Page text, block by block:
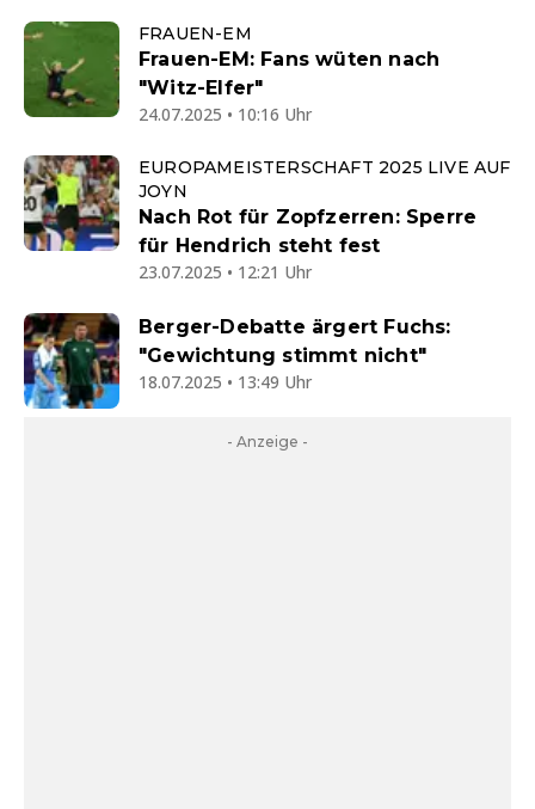
FRAUEN-EM
Frauen-EM: Fans wüten nach
"Witz-Elfer"
24.07.2025 • 10:16 Uhr
EUROPAMEISTERSCHAFT 2025 LIVE AUF
JOYN
Nach Rot für Zopfzerren: Sperre
für Hendrich steht fest
23.07.2025 • 12:21 Uhr
Berger-Debatte ärgert Fuchs:
"Gewichtung stimmt nicht"
18.07.2025 • 13:49 Uhr
- Anzeige -